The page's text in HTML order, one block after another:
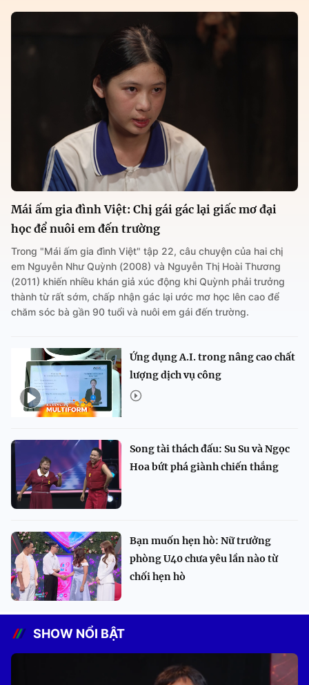
Mái ấm gia đình Việt: Chị gái gác lại giấc mơ đại
học để nuôi em đến trường
Trong "Mái ấm gia đình Việt" tập 22, câu chuyện của hai chị
em Nguyễn Như Quỳnh (2008) và Nguyễn Thị Hoài Thương
(2011) khiến nhiều khán giả xúc động khi Quỳnh phải trưởng
thành từ rất sớm, chấp nhận gác lại ước mơ học lên cao để
chăm sóc bà gần 90 tuổi và nuôi em gái đến trường.
Ứng dụng A.I. trong nâng cao chất
lượng dịch vụ công
Song tài thách đấu: Su Su và Ngọc
Hoa bứt phá giành chiến thắng
Bạn muốn hẹn hò: Nữ trưởng
phòng U40 chưa yêu lần nào từ
chối hẹn hò
SHOW NỔI BẬT